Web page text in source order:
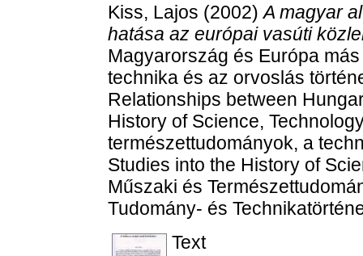
Kiss, Lajos (2002)A magyar
hatása az európai vasúti
Magyarország és Európa
technika és az orvoslás
Relationships between
History of Science,
természettudományok, a
Studies into the History of
Műszaki és
Tudomány- és
Text